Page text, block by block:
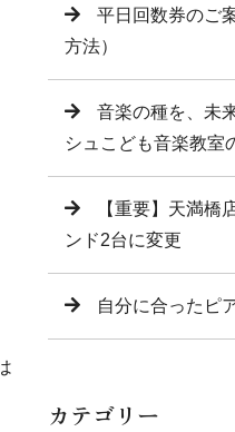
平日回数券のご
方法）
音楽の種を、未
シュこども音楽教室
【重要】天満
ンド2台に変更
自分に合ったピ
カテゴリー